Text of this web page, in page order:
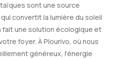
sont une source
convertit la lumière du soleil
fait une solution écologique et
foyer. À Plourivo, où nous
généreux, l'énergie